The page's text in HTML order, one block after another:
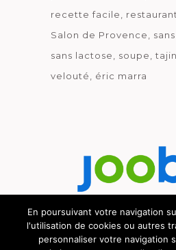
recette facile
restaurant
Salon de Provence
sans lactose
soupe
velouté
éric marra
Découvrez le métier
En poursuivant votre navigation
l'utilisation de cookies ou autres
personnaliser votre navigation